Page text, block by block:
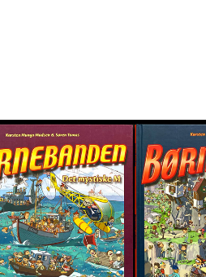
Børnebanden,
billedbøger DKK
149,-
2025